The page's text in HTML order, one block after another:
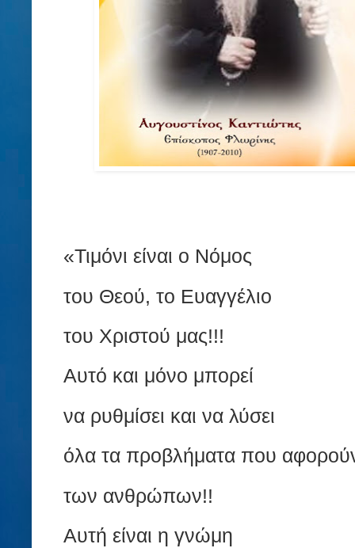
«Τιμόνι είναι ο Νόμος
του Θεού, το Ευαγγέλιο
του Χριστού μας!!!
Αυτό και μόνο μπορεί
να ρυθμίσει και να λύσει
όλα τα προβλήματα που
των ανθρώπων!!
Αυτή είναι η γνώμη